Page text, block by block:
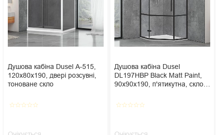
Душова кабіна Dusel А-515,
120х80х190, двері розсувні,
тоноване скло
star_borderstar_borderstar_borderstar_borderstar_border
Душова кабіна Dusel
DL197HBP Black Matt Paint,
90х90х190, п'ятикутна, скло
star_borderstar_borderstar_borderstar_borderstar_border